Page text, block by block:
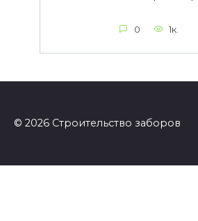
0 1к.
© 2026 Строительство заборов